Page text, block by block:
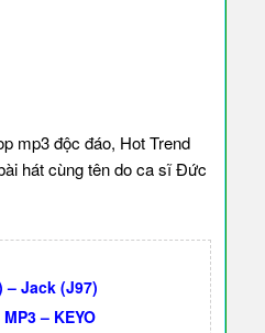
mp3 độc đáo, Hot Trend
hát cùng tên do ca sĩ Đức
– Jack (J97)
– KEYO